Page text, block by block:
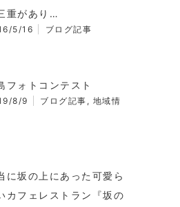
重があり…
5/16 ブログ記事
フォトコンテスト
8/9 ブログ記事 , 地域情
に坂の上にあった可愛ら
カフェレストラン『坂の